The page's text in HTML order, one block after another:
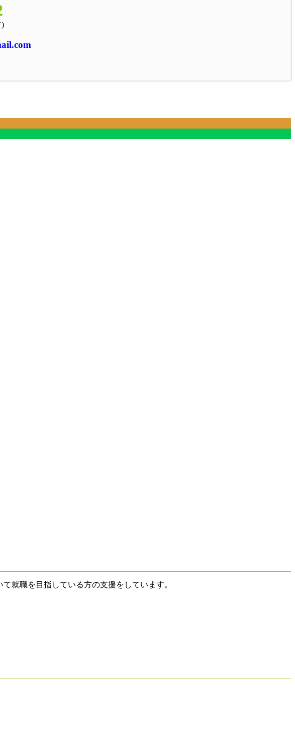
)
就職を目指している方の支援をしています。